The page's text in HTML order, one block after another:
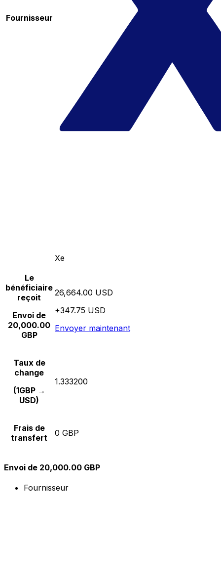
Fournisseur
Xe
Le
bénéficiaire
reçoit
Envoi de
20,000.00
GBP
26,664.00 USD
+347.75 USD
Envoyer maintenant
Taux de
change
(1GBP →
USD)
1.333200
Frais de
transfert
0 GBP
Envoi de 20,000.00 GBP
Fournisseur